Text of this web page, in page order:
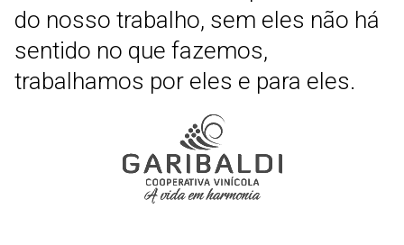
CONTATO
SOBRE
do nosso trabalho, sem eles não há
sentido no que fazemos,
trabalhamos por eles e para eles.